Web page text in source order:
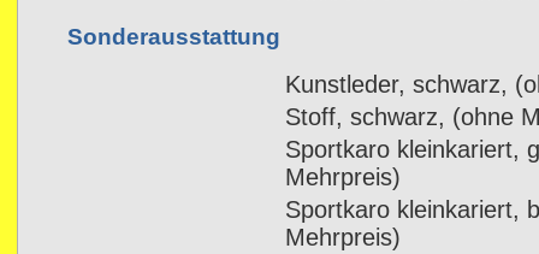
Sonderausstattung
Kunstleder, schwarz,
Stoff, schwarz, (ohne
Sportkaro kleinkariert,
Mehrpreis)
Sportkaro kleinkariert,
Mehrpreis)